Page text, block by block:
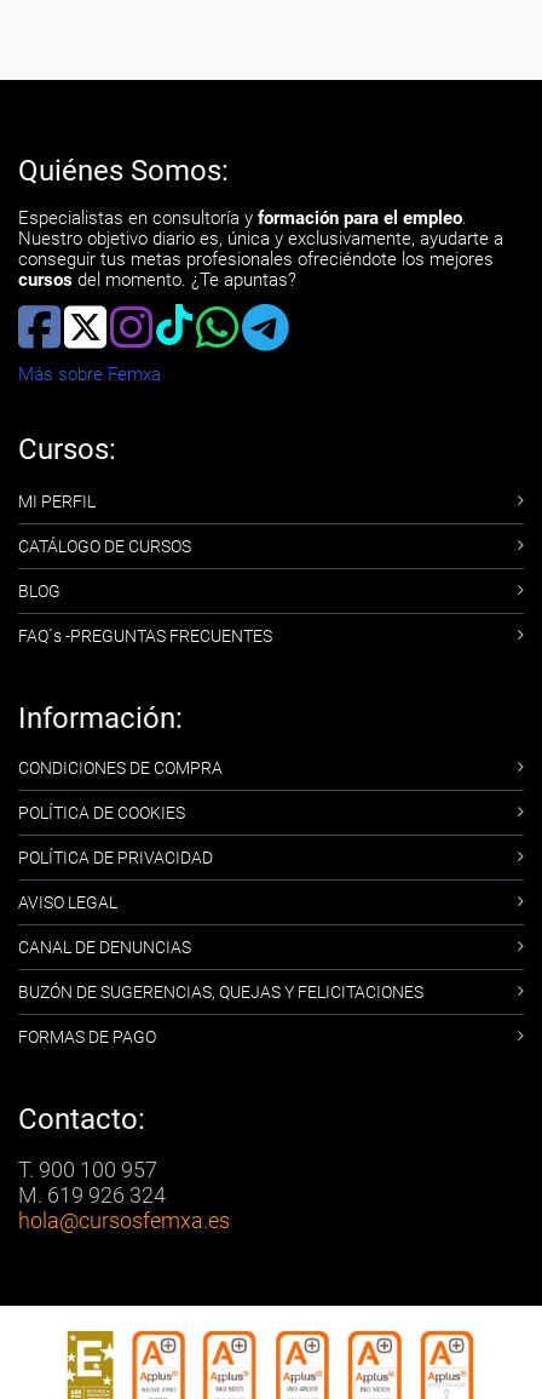
Quiénes Somos:
Especialistas en consultoría y formación para el empleo.
Nuestro objetivo diario es, única y exclusivamente, ayudarte a
conseguir tus metas profesionales ofreciéndote los mejores
cursos del momento. ¿Te apuntas?
Más sobre Femxa
Cursos:
MI PERFIL
CATÁLOGO DE CURSOS
BLOG
FAQ´s -PREGUNTAS FRECUENTES
Información:
CONDICIONES DE COMPRA
POLÍTICA DE COOKIES
POLÍTICA DE PRIVACIDAD
AVISO LEGAL
CANAL DE DENUNCIAS
BUZÓN DE SUGERENCIAS, QUEJAS Y FELICITACIONES
FORMAS DE PAGO
Contacto:
T. 900 100 957
M. 619 926 324
hola@cursosfemxa.es